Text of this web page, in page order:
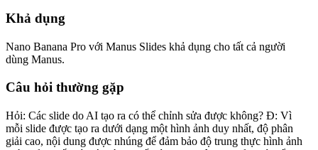
Khả dụng
Nano Banana Pro với Manus Slides khả dụng cho tất cả người
dùng Manus.
Câu hỏi thường gặp
Hỏi: Các slide do AI tạo ra có thể chỉnh sửa được không? Đ: Vì
mỗi slide được tạo ra dưới dạng một hình ảnh duy nhất, độ phân
giải cao, nội dung được nhúng để đảm bảo độ trung thực hình ảnh